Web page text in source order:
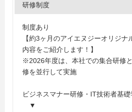
研修制度
制度あり
【約3ヶ月のアイエヌジーオリジ
内容をご紹介します！】
※2026年度は、本社での集合研修
修を並行して実施
ビジネスマナー研修・IT技術者基礎
▼